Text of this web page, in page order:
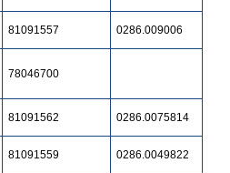
81091557 0286.009006
78046700
81091562 0286.0075814
81091559 0286.0049822